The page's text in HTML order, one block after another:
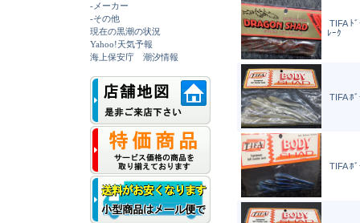
-メーカー
-その他
現在の黒潮の状況
Yahoo!天気予報
海上保安庁 潮汐情報
TIFA ﾄ
ﾚｰｸ
TIFA ﾎ
TIFA ﾎ